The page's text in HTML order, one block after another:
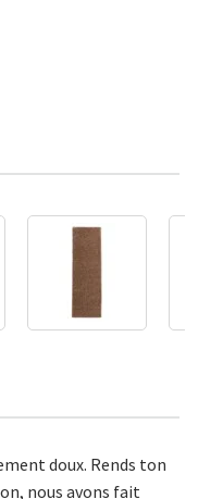
doux. Rends ton
nous avons fait